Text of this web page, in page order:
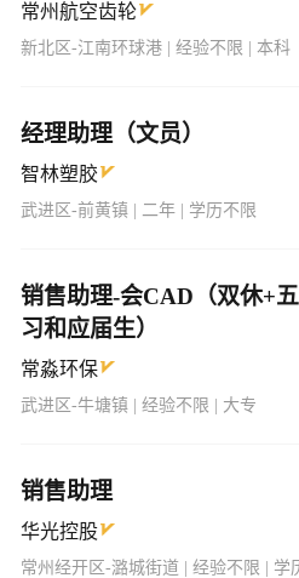
常州航空齿轮
新北区-江南环球港 | 经验不限 | 本科
经理助理（文员）
智林塑胶
武进区-前黄镇 | 二年 | 学历不限
销售助理-会CAD（双休+
习和应届生）
常淼环保
武进区-牛塘镇 | 经验不限 | 大专
销售助理
华光控股
常州经开区-潞城街道 | 经验不限 | 学